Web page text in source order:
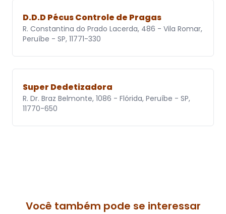
D.D.D Pécus Controle de Pragas
R. Constantina do Prado Lacerda, 486 - Vila Romar,
Peruíbe - SP, 11771-330
Super Dedetizadora
R. Dr. Braz Belmonte, 1086 - Flórida, Peruíbe - SP,
11770-650
Você também pode se interessar